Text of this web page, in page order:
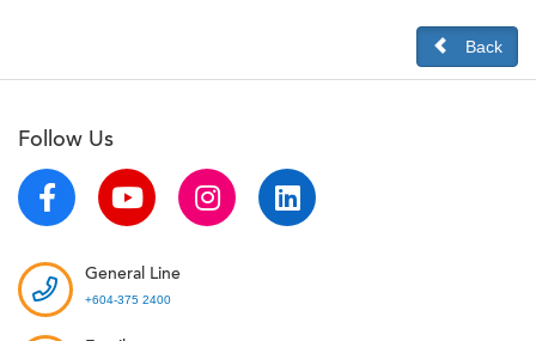
Back
Follow Us
General Line
+604-375 2400